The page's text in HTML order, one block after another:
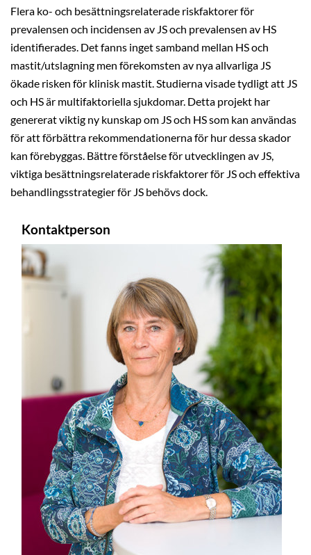
Flera ko- och besättningsrelaterade riskfaktorer för
prevalensen och incidensen av JS och prevalensen av HS
identifierades. Det fanns inget samband mellan HS och
mastit/utslagning men förekomsten av nya allvarliga JS
ökade risken för klinisk mastit. Studierna visade tydligt att JS
och HS är multifaktoriella sjukdomar. Detta projekt har
genererat viktig ny kunskap om JS och HS som kan användas
för att förbättra rekommendationerna för hur dessa skador
kan förebyggas. Bättre förståelse för utvecklingen av JS,
viktiga besättningsrelaterade riskfaktorer för JS och effektiva
behandlingsstrategier för JS behövs dock.
Kontaktperson